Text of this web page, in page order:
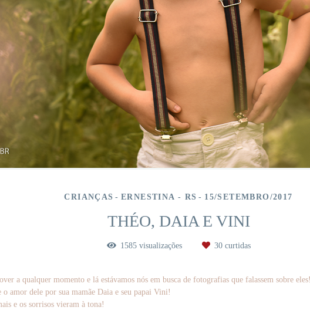
CRIANÇAS ERNESTINA - RS 15/SETEMBRO/2017
THÉO, DAIA E VINI
1585visualizações 30curtidas
a qualquer momento e lá estávamos nós em busca de fotografias que falassem sobre
amor dele por sua mamãe Daia e seu papai Vini!
e os sorrisos vieram à tona!